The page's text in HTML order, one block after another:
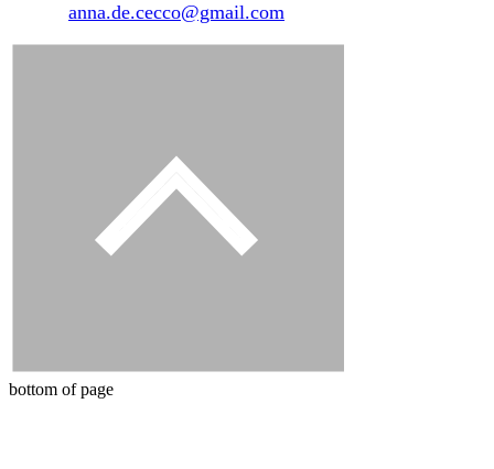
anna.de.cecco@gmail.com
bottom of page